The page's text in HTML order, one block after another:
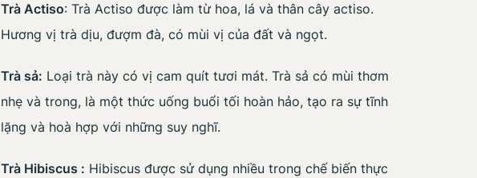
Trà Actiso: Trà Actiso được làm từ hoa, lá và thân cây actiso.
Hương vị trà dịu, đượm đà, có mùi vị của đất và ngọt.
Trà sả: Loại trà này có vị cam quít tươi mát. Trà sả có mùi thơm
nhẹ và trong, là một thức uống buổi tối hoàn hảo, tạo ra sự tĩnh
lặng và hoà hợp với những suy nghĩ.
Trà Hibiscus : Hibiscus được sử dụng nhiều trong chế biến thực